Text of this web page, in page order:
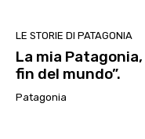
LE STORIE DI PATAGONIA
La mia
fin del mundo”.
Patagonia